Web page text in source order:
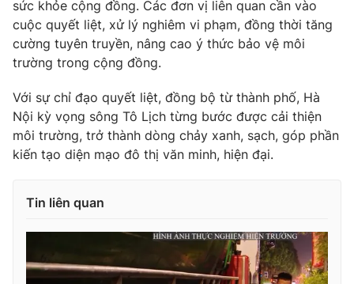
Ðiện thoại Thời báo VTV: 024.66 897 897
Email: toasoan@vtv.vn
Liên hệ quảng cáo: 024-7300.7108
® Cấm sao chép dưới mọi hình thức nếu không có sự chấp
sức khỏe cộng đồng. Các đơn vị liên quan cần vào
cuộc quyết liệt, xử lý nghiêm vi phạm, đồng thời tăng
cường tuyên truyền, nâng cao ý thức bảo vệ môi
trường trong cộng đồng.
Với sự chỉ đạo quyết liệt, đồng bộ từ thành phố, Hà
Nội kỳ vọng sông Tô Lịch từng bước được cải thiện
môi trường, trở thành dòng chảy xanh, sạch, góp phần
kiến tạo diện mạo đô thị văn minh, hiện đại.
Tin liên quan